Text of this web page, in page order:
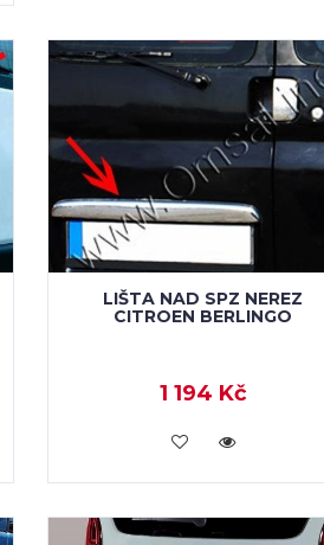
LIŠTA NAD SPZ NEREZ
CITROEN BERLINGO
1 194 Kč
KOUPIT